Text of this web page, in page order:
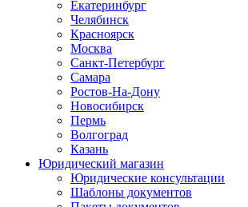
Екатеринбург
Челябинск
Красноярск
Москва
Санкт-Петербург
Самара
Ростов-На-Дону
Новосибирск
Пермь
Волгоград
Казань
Юридический магазин
Юридические консультации
Шаблоны документов